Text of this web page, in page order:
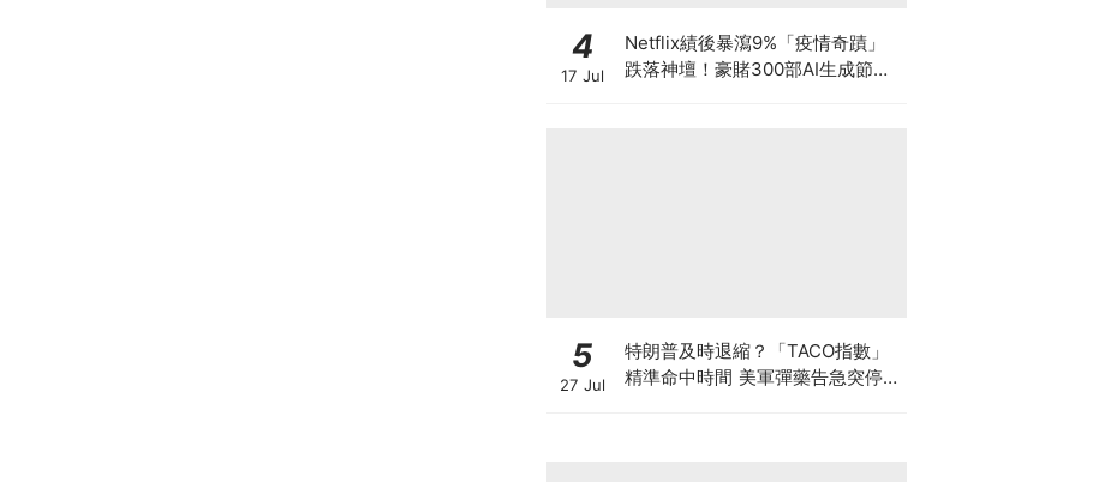
4
17 Jul
Netflix績後暴瀉9%「疫情奇蹟」
跌落神壇！豪賭300部AI生成節目
5
27 Jul
特朗普及時退縮？「TACO指數」
精準命中時間 美軍彈藥告急突停火